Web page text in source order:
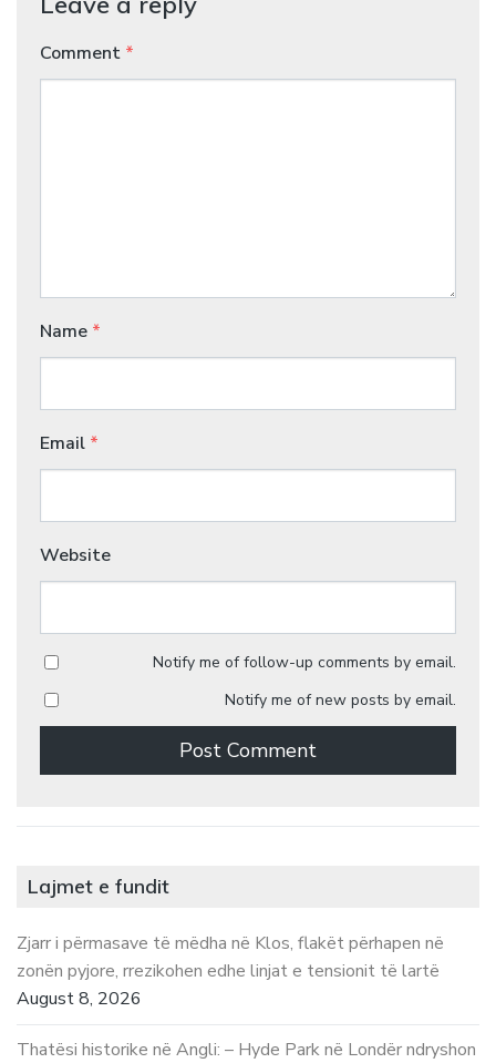
Comment *
Name *
Email *
Website
Notify me of follow-up comments by email.
Notify me of new posts by email.
Lajmet e fundit
Zjarr i përmasave të mëdha në Klos, flakët përhapen në
zonën pyjore, rrezikohen edhe linjat e tensionit të lartë
August 8, 2026
Thatësi historike në Angli: – Hyde Park në Londër ndryshon